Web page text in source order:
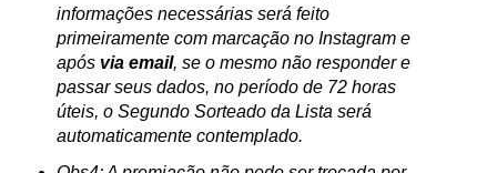
informações necessárias será feito
primeiramente com marcação no Instagram e
após via email, se o mesmo não responder e
passar seus dados, no período de 72 horas
úteis, o Segundo Sorteado da Lista será
automaticamente contemplado.